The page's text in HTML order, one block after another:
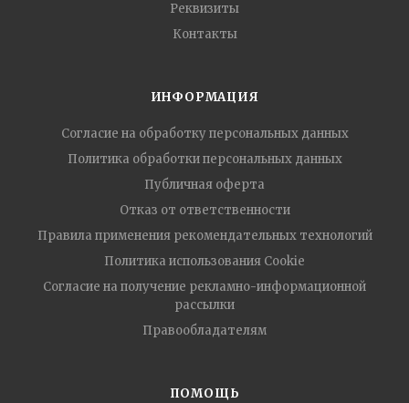
Реквизиты
Контакты
ИНФОРМАЦИЯ
Согласие на обработку персональных данных
Политика обработки персональных данных
Публичная оферта
Отказ от ответственности
Правила применения рекомендательных технологий
Политика использования Cookie
Согласие на получение рекламно-информационной
рассылки
Правообладателям
ПОМОЩЬ